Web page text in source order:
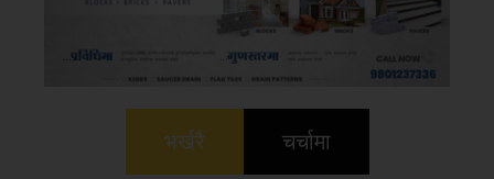
भर्खरै चर्चामा